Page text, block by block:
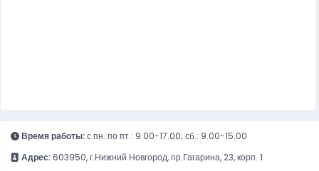
Время работы:с пн. по пт.: 9.00-17.00; сб.: 9.00-15.00
Адрес:603950, г.Нижний Новгород, пр.Гагарина, 23, корп. 1